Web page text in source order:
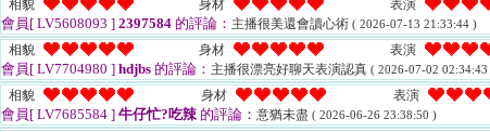
相貌 身材 表演
會員[ LV5608093 ] 2397584 的評論： 主播很美還會讀心術 ( 2026-07-13 21:33:44 )
相貌 身材 表演
會員[ LV7704980 ] hdjbs 的評論： 主播很漂亮好聊天表演認真 ( 2026-07-02 02:34:43
相貌 身材 表演
會員[ LV7685584 ] 牛仔忙?吃辣 的評論： 意猶未盡 ( 2026-06-26 23:38:50 )